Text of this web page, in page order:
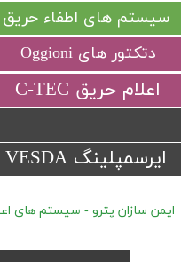
​اعلام حریق C-TEC​​​​​​​
ایرسمپلینگ VESDA
سیستم های اطفاء حریق
دتکتور های Oggioni
ایمن سازان پترو - سیستم های